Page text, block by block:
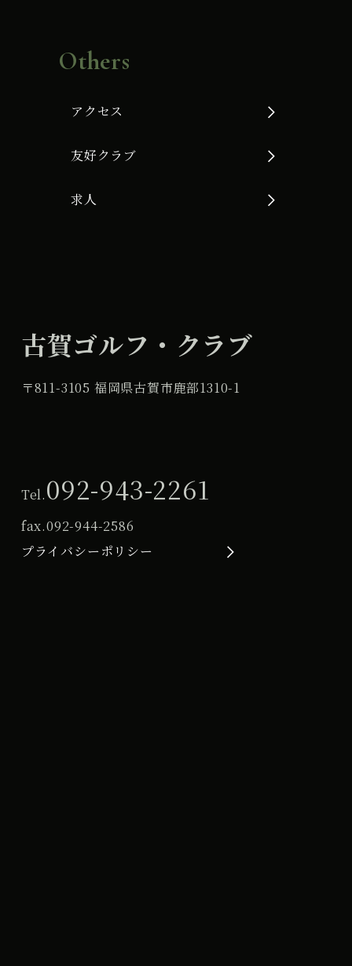
Others
アクセス
友好クラブ
求人
古賀ゴルフ・クラブ
〒811-3105 福岡県古賀市鹿部1310-1
Tel.092-943-2261
fax.092-944-2586
プライバシーポリシー